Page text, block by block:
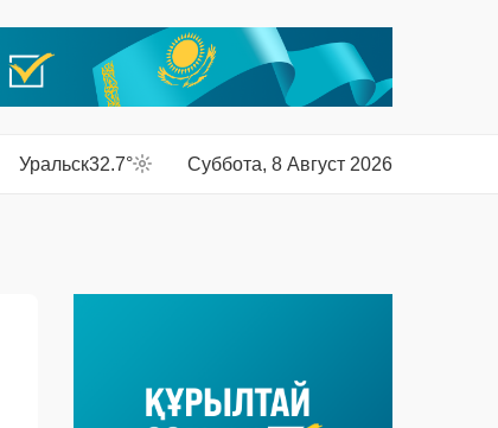
Уральск32.7° Суббота, 8 Август 2026